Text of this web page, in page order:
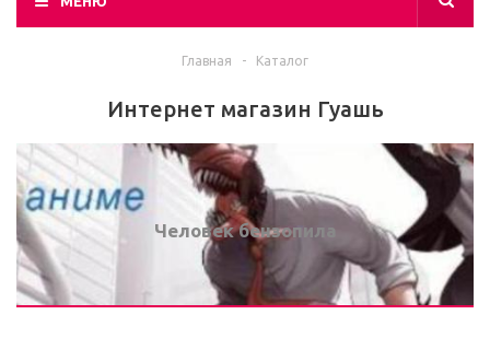
Главная - Каталог
Интернет магазин Гуашь
Человек бензопила